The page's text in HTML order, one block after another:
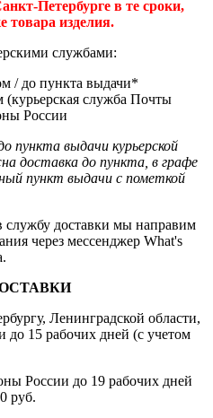
Петербурге в те сроки,
товара изделия.
службами:
/ до пункта выдачи*
служба Почты
России
пункта выдачи курьерской
доставка до пункта, в графе
пункт выдачи с пометкой
службу доставки мы направим
через мессенджер What's
Ленинградской области,
до 15 рабочих дней (с учетом
России до 19 рабочих дней
руб.